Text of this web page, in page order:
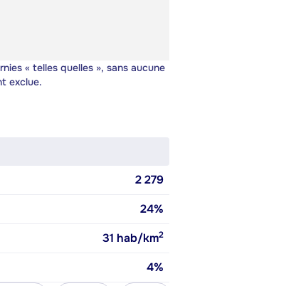
« telles quelles », sans aucune
exclue.
2 279
24%
31 hab/km2
4%